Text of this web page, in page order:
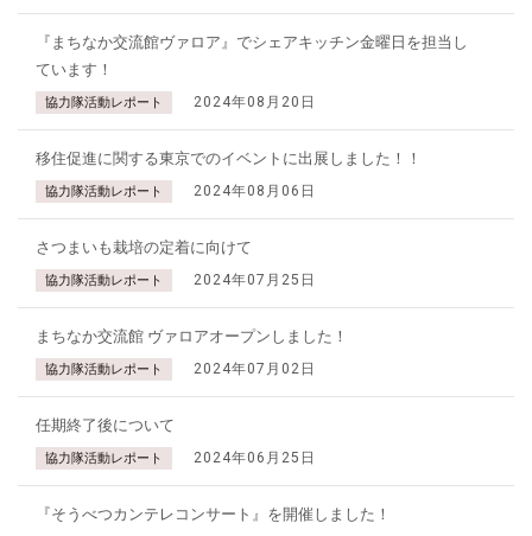
『まちなか交流館ヴァロア』でシェアキッチン金曜日を担当し
ています！
協力隊活動レポート 2024年08月20日
移住促進に関する東京でのイベントに出展しました！！
協力隊活動レポート 2024年08月06日
さつまいも栽培の定着に向けて
協力隊活動レポート 2024年07月25日
まちなか交流館 ヴァロアオープンしました！
協力隊活動レポート 2024年07月02日
任期終了後について
協力隊活動レポート 2024年06月25日
『そうべつカンテレコンサート』を開催しました！